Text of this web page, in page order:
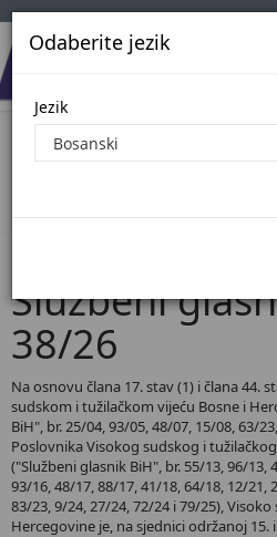
Odaberite jezik
Jezik
Pregled
Službeni
38/26
Na osnovu člana 17. stav (1) i člana 44.
sudskom i tužilačkom vijeću Bosne i
BiH", br. 25/04, 93/05, 48/07, 15/08, 63/
Poslovnika Visokog sudskog i
("Službeni glasnik BiH", br. 55/13, 96/13,
93/16, 48/17, 88/17, 41/18, 64/18, 12/21,
83/23, 9/24, 27/24, 72/24 i 79/25),
Hercegovine je, na sjednici održanoj 15.